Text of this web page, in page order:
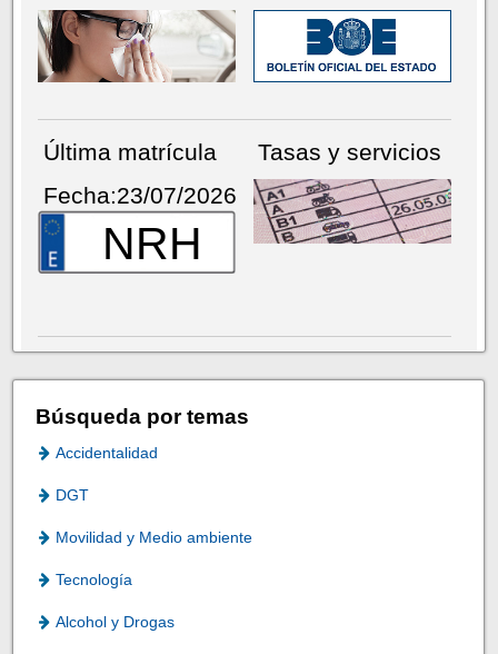
Última matrícula
Fecha:23/07/2026
NRH
Tasas y servicios
Búsqueda por temas
Accidentalidad
DGT
Movilidad y Medio ambiente
Tecnología
Alcohol y Drogas